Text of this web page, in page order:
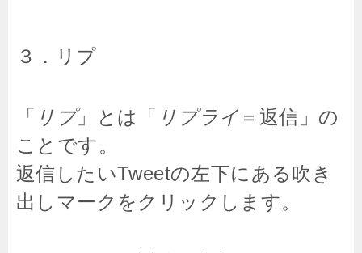
３．リプ
「 リプ」とは「 リプライ ＝返信」の
ことです。
返信したいTweetの左下にある吹き
出しマークをクリックします。